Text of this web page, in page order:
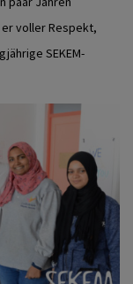
voller Respekt,
SEKEM-